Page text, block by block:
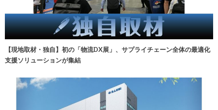
【現地取材・独自】初の「物流DX展」、サプライチェーン全体の最適化
支援ソリューションが集結